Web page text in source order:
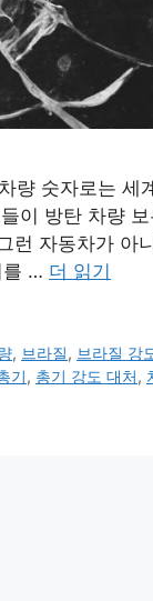
량 숫자로는 세
이 방탄 차량
런 자동차가 아
를 … 더 읽기
, 브라질, 브라질 강
기, 총기 강도 대처,